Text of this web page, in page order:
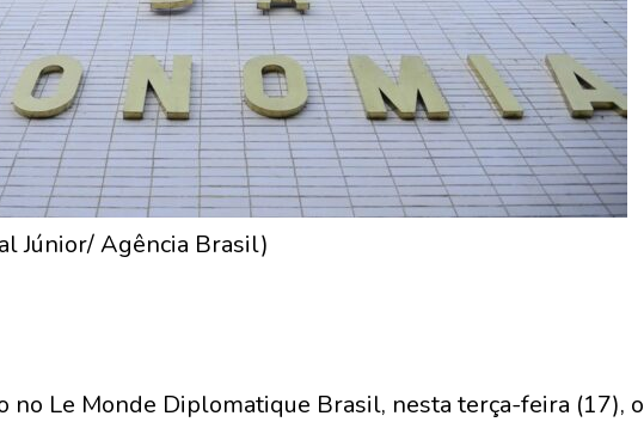
Júnior/ Agência Brasil)
no Le Monde Diplomatique Brasil, nesta terça-feira (17), o